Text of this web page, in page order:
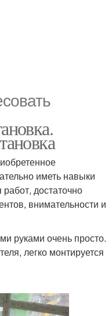
иметь навыки
достаточно
внимательности и
руками очень просто.
легко монтируется